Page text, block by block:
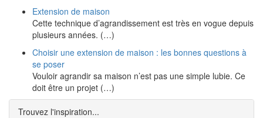
Extension de maison
Cette technique d’agrandissement est très en vogue depuis
plusieurs années. (…)
Choisir une extension de maison : les bonnes questions à
se poser
Vouloir agrandir sa maison n’est pas une simple lubie. Ce
doit être un projet (…)
Trouvez l'inspiration...